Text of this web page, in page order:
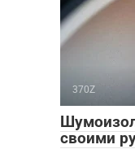
370Z
своими